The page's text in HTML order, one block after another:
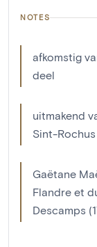
NOTES
afkomstig
deel
uitmakend
Sint-Rochus
Gaëtane
Flandre et
Descamps